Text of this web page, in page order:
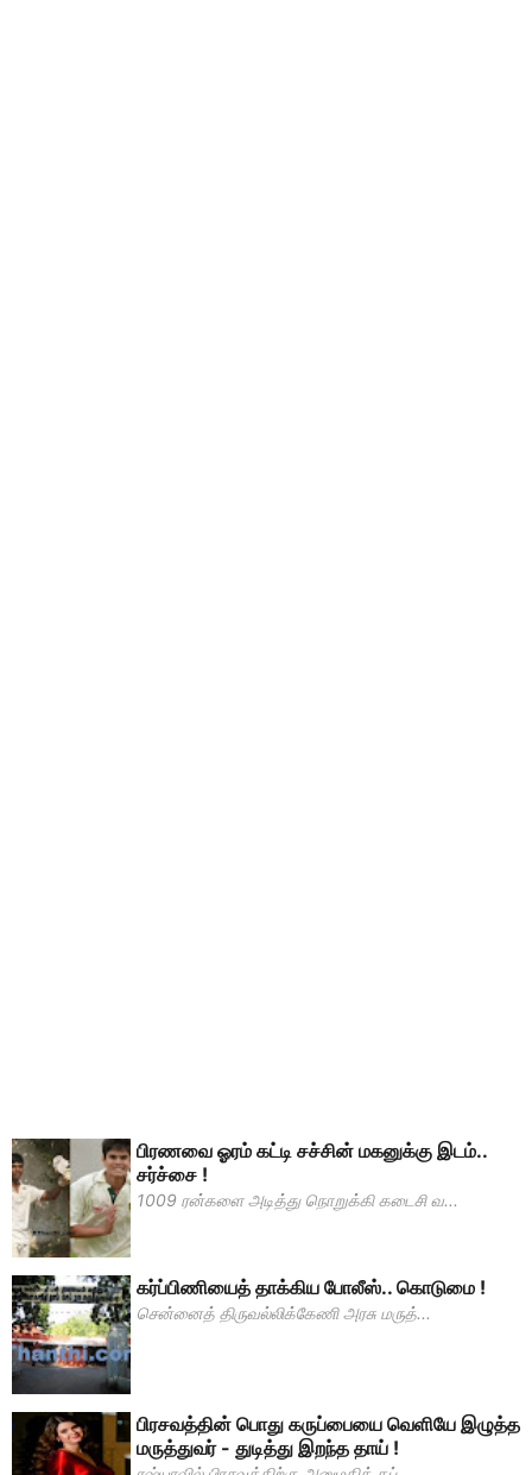
பிரணவை ஓரம் கட்டி சச்சின் மகனுக்கு இடம்..
சர்ச்சை !
1009 ரன்களை அடித்து நொறுக்கி கடைசி வ...
கர்ப்பிணியைத் தாக்கிய போலீஸ்.. கொடுமை !
சென்னைத் திருவல்லிக்கேணி அரசு மருத்...
பிரசவத்தின் பொது கருப்பையை வெளியே இழுத்த
மருத்துவர் - துடித்து இறந்த தாய் !